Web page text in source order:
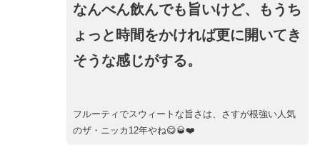
なんべん飲んでも旨いけど、もうち
ょっと時間をかければ更に開いてき
そうな感じがする。
フルーティでスウィートな旨さは、さすが根強い人気
のザ・ニッカ12年やね😋🥃❤️